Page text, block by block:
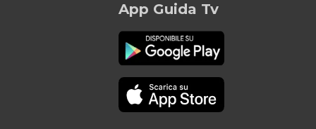
App Guida Tv